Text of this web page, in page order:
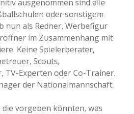
ausgenommen sind alle
oder sonstigem
nun als Redner, Werbefigur
im Zusammenhang mit
Keine Spielerberater,
Scouts,
TV-Experten oder Co-Trainer.
der Nationalmannschaft.
die vorgeben könnten, was